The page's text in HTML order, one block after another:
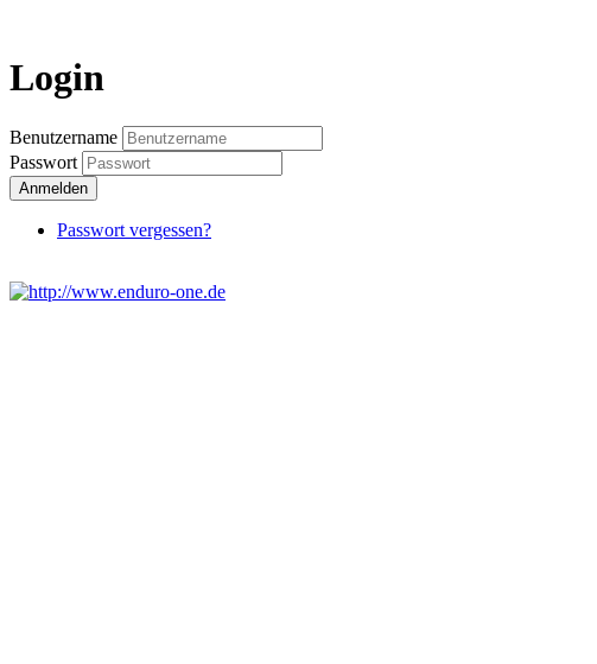
Login
Benutzername
Passwort
Anmelden
Passwort vergessen?